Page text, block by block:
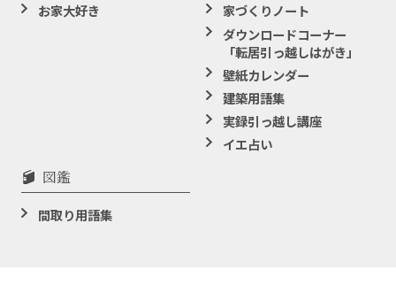
お家大好き
家づくりノート
ダウンロードコーナー
「転居引っ越しはがき」
壁紙カレンダー
建築用語集
実録引っ越し講座
イエ占い
図鑑
間取り用語集